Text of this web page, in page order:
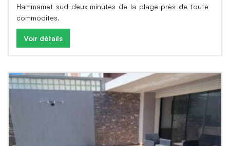
Hammamet sud deux minutes de la plage près de toute
commodités.
Voir détails